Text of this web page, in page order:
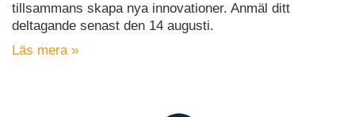
tillsammans skapa nya innovationer. Anmäl ditt
deltagande senast den 14 augusti.
Läs mera »